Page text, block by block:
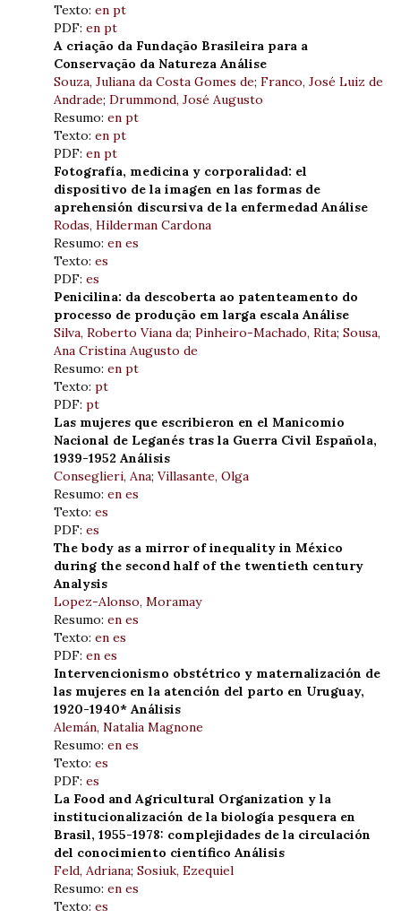
Texto: en pt
PDF: en pt
A criação da Fundação Brasileira para a
Conservação da Natureza Análise
Souza, Juliana da Costa Gomes de; Franco, José Luiz de
Andrade; Drummond, José Augusto
Resumo: en pt
Texto: en pt
PDF: en pt
Fotografía, medicina y corporalidad: el
dispositivo de la imagen en las formas de
aprehensión discursiva de la enfermedad Análise
Rodas, Hilderman Cardona
Resumo: en es
Texto: es
PDF: es
Penicilina: da descoberta ao patenteamento do
processo de produção em larga escala Análise
Silva, Roberto Viana da; Pinheiro-Machado, Rita; Sousa,
Ana Cristina Augusto de
Resumo: en pt
Texto: pt
PDF: pt
Las mujeres que escribieron en el Manicomio
Nacional de Leganés tras la Guerra Civil Española,
1939-1952 Análisis
Conseglieri, Ana; Villasante, Olga
Resumo: en es
Texto: es
PDF: es
The body as a mirror of inequality in México
during the second half of the twentieth century
Analysis
Lopez-Alonso, Moramay
Resumo: en es
Texto: en es
PDF: en es
Intervencionismo obstétrico y maternalización de
las mujeres en la atención del parto en Uruguay,
1920-1940* Análisis
Alemán, Natalia Magnone
Resumo: en es
Texto: es
PDF: es
La Food and Agricultural Organization y la
institucionalización de la biología pesquera en
Brasil, 1955-1978: complejidades de la circulación
del conocimiento científico Análisis
Feld, Adriana; Sosiuk, Ezequiel
Resumo: en es
Texto: es